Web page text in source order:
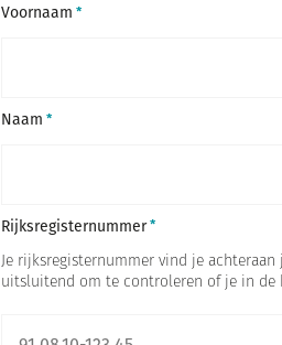
Voornaam
Naam
Rijksregisternummer
Je rijksregisternummer vind je
uitsluitend om te controleren of je in de